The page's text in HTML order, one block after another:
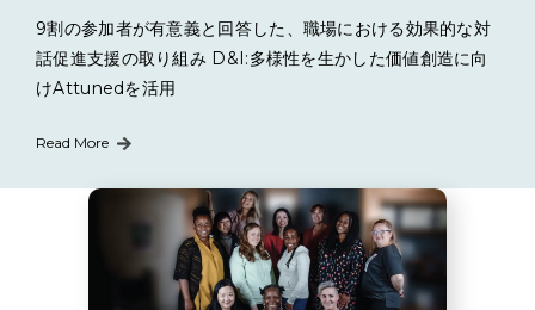
9割の参加者が有意義と回答した、職場における効果的な対
話促進支援の取り組み D&I:多様性を生かした価値創造に向
けAttunedを活用
Read More